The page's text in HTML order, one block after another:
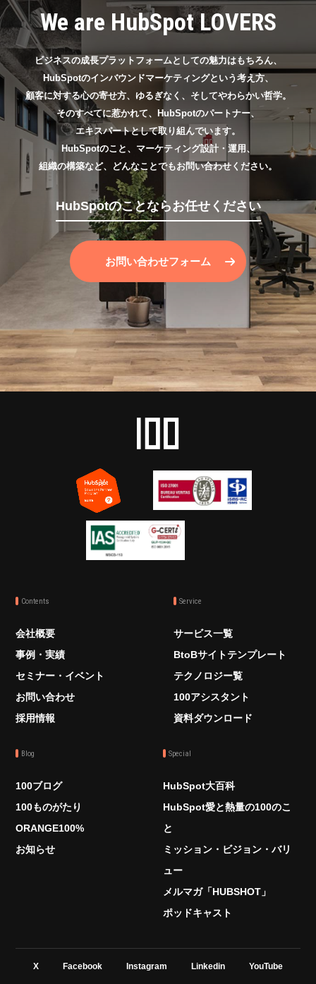
We are HubSpot LOVERS
ビジネスの成長プラットフォームとしての魅力はもちろん、
HubSpotのインバウンドマーケティングという考え方、
顧客に対する心の寄せ方、ゆるぎなく、そしてやわらかい哲学。
そのすべてに惹かれて、HubSpotのパートナー、
エキスパートとして取り組んでいます。
HubSpotのこと、マーケティング設計・運用、
組織の構築など、どんなことでもお問い合わせください。
HubSpotのことならお任せください
お問い合わせフォーム
Contents
会社概要
事例・実績
セミナー・イベント
お問い合わせ
採用情報
Service
サービス一覧
BtoBサイトテンプレート
テクノロジー覧
100アシスタント
資料ダウンロード
Blog
100ブログ
100ものがたり
ORANGE100%
お知らせ
Special
HubSpot大百科
HubSpot愛と熱量の100のこ
と
ミッション・ビジョン・バリ
ュー
メルマガ「HUBSHOT」
ポッドキャスト
X Facebook Instagram Linkedin YouTube